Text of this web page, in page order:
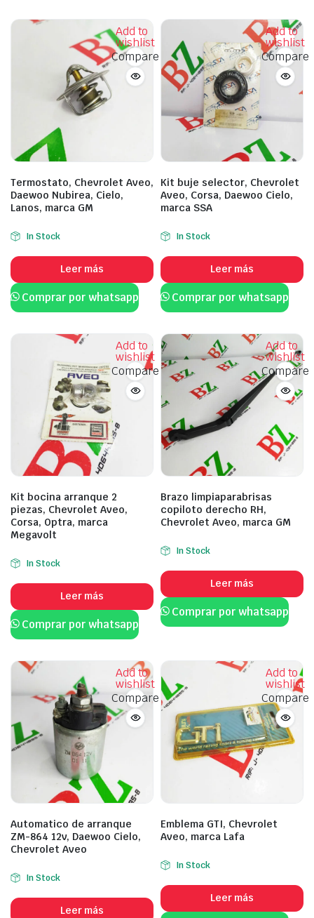
Add to
wishlist
Compare
Termostato, Chevrolet Aveo,
Daewoo Nubirea, Cielo,
Lanos, marca GM
In Stock
Leer más
Comprar por whatsapp
Add to
wishlist
Compare
Kit buje selector, Chevrolet
Aveo, Corsa, Daewoo Cielo,
marca SSA
In Stock
Leer más
Comprar por whatsapp
Add to
wishlist
Compare
Kit bocina arranque 2
piezas, Chevrolet Aveo,
Corsa, Optra, marca
Megavolt
In Stock
Leer más
Comprar por whatsapp
Add to
wishlist
Compare
Brazo limpiaparabrisas
copiloto derecho RH,
Chevrolet Aveo, marca GM
In Stock
Leer más
Comprar por whatsapp
Add to
wishlist
Compare
Automatico de arranque
ZM-864 12v, Daewoo Cielo,
Chevrolet Aveo
In Stock
Leer más
Add to
wishlist
Compare
Emblema GTI, Chevrolet
Aveo, marca Lafa
In Stock
Leer más